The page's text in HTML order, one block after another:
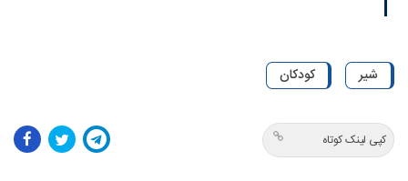
شیر کودکان
کپی لینک کوتاه